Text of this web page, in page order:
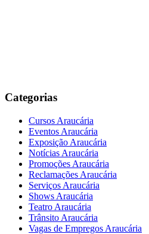
Categorias
Cursos Araucária
Eventos Araucária
Exposição Araucária
Notícias Araucária
Promoções Araucária
Reclamações Araucária
Serviços Araucária
Shows Araucária
Teatro Araucária
Trânsito Araucária
Vagas de Empregos Araucária